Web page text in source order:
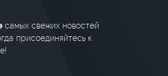
самых свежих новостей
присоединяйтесь к